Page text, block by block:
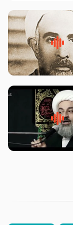
یزید ملعون و
علیهم‌السلام –
رزق زیاد و عمر
حجت السلام حسین